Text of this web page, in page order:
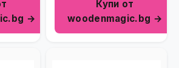
→
Купи от
woodenmagic.bg →